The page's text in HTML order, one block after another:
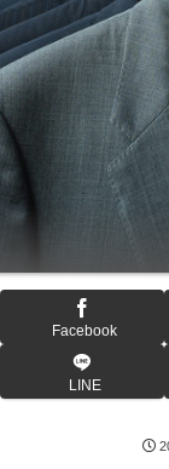
Facebook
LINE